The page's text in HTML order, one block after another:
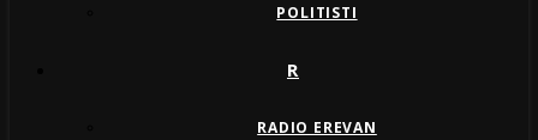
POLITISTI
R
RADIO EREVAN